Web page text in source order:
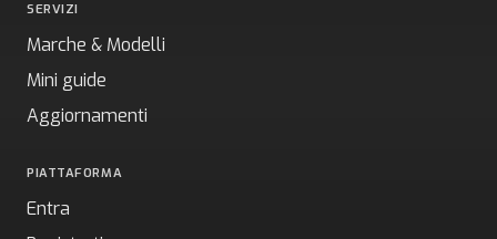
SERVIZI
Marche & Modelli
Mini guide
Aggiornamenti
PIATTAFORMA
Entra